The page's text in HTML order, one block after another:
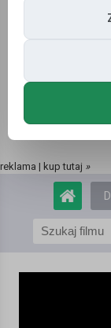
reklama | kup tutaj »